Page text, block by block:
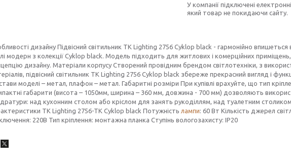
У компанії підключені
який товар не покидаючи сайту.
дизайну Підвісний світильник TK Lighting 2756 Cyklop black - гармонійно
модерн з колекції Cyklop black. Модель підходить для житлових і комерційних
дизайну. Матеріали корпусу Створений провідним брендом світлотехніки, з
підвісний світильник TK Lighting 2756 Cyklop black збереже прекрасний вигляд і
моделі – метал, плафон – метал. Габаритні розміри При купівлі врахуйте, що тип
габарити (висота – 1050мм, ширина – 360 мм, довжина - 700 мм) дозволяють
над кухонним столом або кріслом для занять рукоділлям, над туалетним
TK Lighting 2756-TK Cyklop black Потужність лампи: 60 Вт Кількість джерел
220В Тип кріплення: монтажна планка Ступінь вологозахисту: IP20